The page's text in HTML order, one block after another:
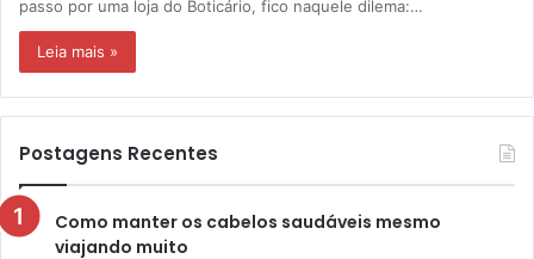
passo por uma loja do Boticário, fico naquele dilema:…
Leia mais »
Postagens Recentes
Como manter os cabelos saudáveis mesmo
viajando muito